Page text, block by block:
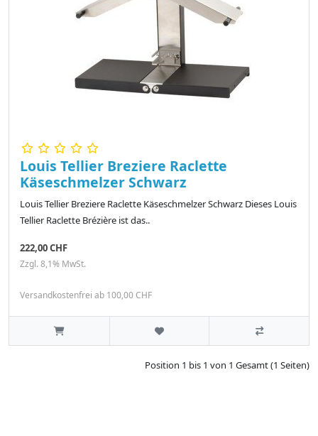
Louis Tellier Breziere Raclette
Käseschmelzer Schwarz
Louis Tellier Breziere Raclette Käseschmelzer Schwarz Dieses Louis
Tellier Raclette Brézière ist das..
222,00 CHF
Zzgl. 8,1% MwSt.
Versandkostenfrei ab 100,00 CHF
Position 1 bis 1 von 1 Gesamt (1 Seiten)